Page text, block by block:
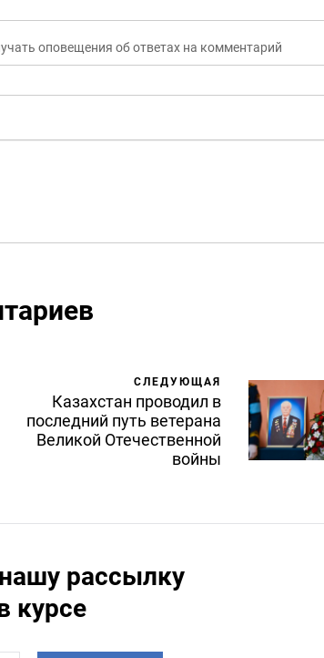
оповещения об ответах на комментарий
СЛЕДУЮЩАЯ
Казахстан проводил в
последний путь ветерана
Великой Отечественной
войны
рассылку
курсе